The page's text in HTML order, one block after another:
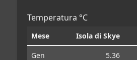
Temperatura °C
Mese Isola di Skye
Gen 5.36